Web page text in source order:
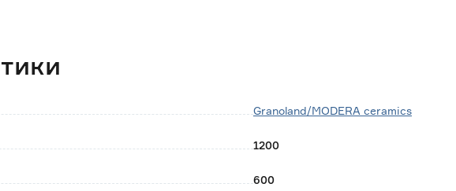
проходимостью, где регулярно ходят в уличной обуви.
поверхность максимально цельной.
Granoland/MODERA ceramics
1200
600